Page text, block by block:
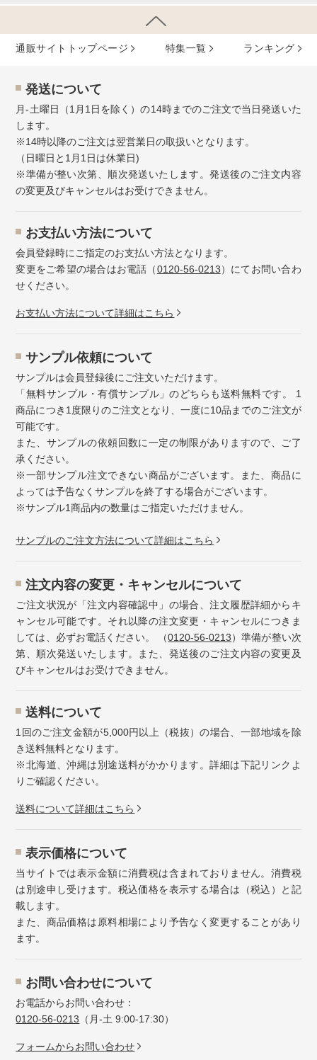
通販サイトトップページ 特集⼀覧 ランキング
発送について
月-土曜日（1月1日を除く）の14時までのご注文で当日発送いた
します。
※14時以降のご注文は翌営業日の取扱いとなります。
（日曜日と1月1日は休業日)
※準備が整い次第、順次発送いたします。発送後のご注文内容
の変更及びキャンセルはお受けできません。
お⽀払い⽅法について
会員登録時にご指定のお支払い方法となります。
変更をご希望の場合はお電話（0120-56-0213）にてお問い合わ
せください。
お⽀払い⽅法について詳細はこちら
サンプル依頼について
サンプルは会員登録後にご注文いただけます。
「無料サンプル・有償サンプル」のどちらも送料無料です。 1
商品につき1度限りのご注文となり、一度に10品までのご注文が
可能です。
また、サンプルの依頼回数に一定の制限がありますので、ご了
承ください。
※一部サンプル注文できない商品がございます。また、商品に
よっては予告なくサンプルを終了する場合がございます。
※サンプル1商品内の数量はご指定いただけません。
サンプルのご注文方法について詳細はこちら
注⽂内容の変更・キャンセルについて
ご注文状況が「注文内容確認中」の場合、注文履歴詳細からキ
ャンセル可能です。それ以降の注文変更・キャンセルにつきま
しては、必ずお電話ください。 （0120-56-0213）準備が整い次
第、順次発送いたします。また、発送後のご注文内容の変更及
びキャンセルはお受けできません。
送料について
1回のご注文金額が5,000円以上（税抜）の場合、一部地域を除
き送料無料となります。
※北海道、沖縄は別途送料がかかります。詳細は下記リンクよ
りご確認ください。
送料について詳細はこちら
表示価格について
当サイトでは表示金額に消費税は含まれておりません。消費税
は別途申し受けます。税込価格を表示する場合は（税込）と記
載します。
また、商品価格は原料相場により予告なく変更することがあり
ます。
お問い合わせについて
お電話からお問い合わせ：
0120-56-0213 （月-土 9:00-17:30）
フォームからお問い合わせ